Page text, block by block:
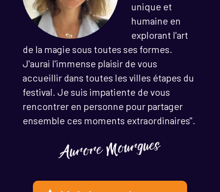
unique et
humaine en
explorant l'art
de la magie sous toutes ses formes.
J'aurai l'immense plaisir de vous
accueillir dans toutes les villes étapes du
festival. Je suis impatiente de vous
rencontrer en personne pour partager
ensemble ces moments extraordinaires".